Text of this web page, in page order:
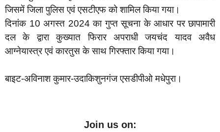
जिसमें जिला पुलिस एवं एसटीएफ को शामिल किया गया।
दिनांक 10 अगस्त 2024 का गुप्त सूचना के आधार पर छापामारी
दल के द्वारा कुख्यात फिरार अपराधी जयचंद यादव अवैध
आग्नेयास्त्र एवं कारतुस के साथ गिरफ्तार किया गया।
बाइट-अविनाश कुमार-उदाकिशुनगंज एसडीपीओ मधेपुरा।
Join us on: